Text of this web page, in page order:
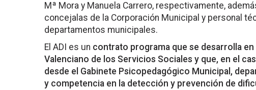
Mª Mora y Manuela Carrero, respectivamente,
concejalas de la Corporación Municipal y personal
departamentos municipales.
El ADI es un contrato programa que se desarrolla
Valenciano de los Servicios Sociales y que, en el
desde el Gabinete Psicopedagógico Municipal,
y competencia en la detección y prevención de